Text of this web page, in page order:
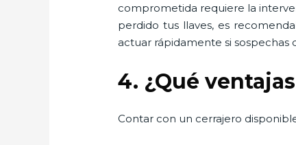
comprometida requiere la
perdido tus llaves, es
actuar rápidamente si sospechas
4. ¿Qué
Contar con un cerrajero